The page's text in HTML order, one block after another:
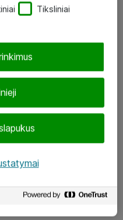
Tiksliniai